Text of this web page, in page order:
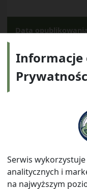
Data
ul.
Telefon: 814641700
Informacje
Serwis
analitycznych i
na najwyższym